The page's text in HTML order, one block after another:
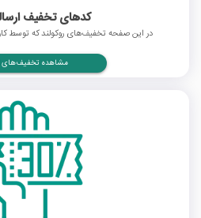
کدهای تخفیف
در این صفحه تخفیف‌های روکولند که توسط
مشاهده تخفیف‌های